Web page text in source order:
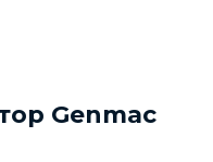
Genmac